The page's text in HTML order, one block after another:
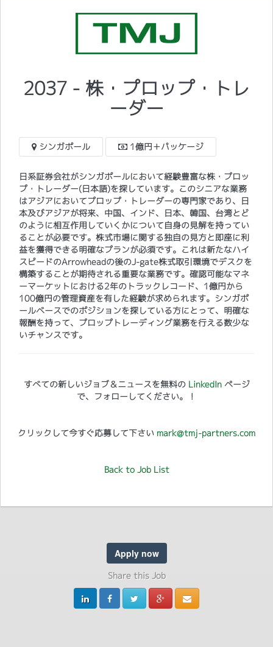
2037 - 株・プロップ・トレ
ーダー
シンガポール 1億円＋パッケージ
日系証券会社がシンガポールにおいて経験豊富な株・プロッ
プ・トレーダー(日本語)を探しています。このシニアな業務
はアジアにおいてプロップ・トレーダーの専門家であり、日
本及びアジアが将来、中国、インド、日本、韓国、台湾とど
のように相互作用していくかについて自身の見解を持ってい
ることが必要です。株式市場に関する独自の見方と即座に利
益を獲得できる明確なプランが必須です。これは新たなハイ
スピードのArrowheadの後のJ-gate株式取引環境でデスクを
構築することが期待される重要な業務です。確認可能なマネ
ーマーケットにおける2年のトラックレコード、1億円から
100億円の管理資産を有した経験が求められます。シンガポ
ールベースでのポジションを探している方にとって、明確な
報酬を持って、プロップトレーディング業務を行える数少な
いチャンスです。
すべての新しいジョブ＆ニュースを無料の LinkedInページ
で、フォローしてください。！
クリックして今すぐ応募して下さい mark@tmj-partners.com
Back to Job List
Apply now
Share this Job